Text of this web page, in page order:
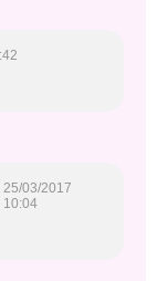
25/03/2017
10:04